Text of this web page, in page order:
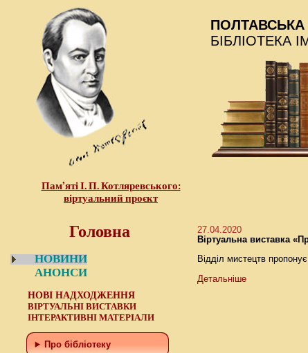
Пам’яті І. П. Котляревського:
віртуальний проєкт
БІБЛІОТЕКА
Головна
НОВИНИ
АНОНСИ
НОВІ НАДХОДЖЕННЯ
ВІРТУАЛЬНІ ВИСТАВКИ
ІНТЕРАКТИВНІ МАТЕРІАЛИ
Про бібліотеку
27.04.2020
Віртуальна виставка
Відділ мистецтв
Детальніше